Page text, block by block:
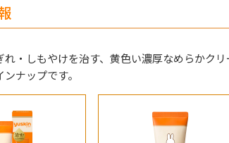
れ・しもやけを治す、黄色い濃厚なめらかク
ナップです。